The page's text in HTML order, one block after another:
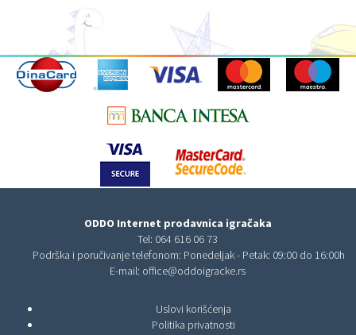
ODDO Internet prodavnica igračaka
Tel: 064 616 06 73
Podrška i poručivanje telefonom: Ponedeljak - Petak: 09:00 do 16:00h
E-mail: office@oddoigracke.rs
Uslovi korišćenja
Politika privatnosti